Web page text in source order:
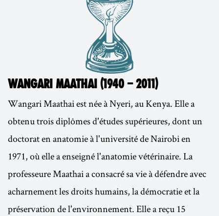
WANGARI MAATHAI (1940 – 2011)
Wangari Maathai est née à Nyeri, au Kenya. Elle a
obtenu trois diplômes d'études supérieures, dont un
doctorat en anatomie à l'université de Nairobi en
1971, où elle a enseigné l'anatomie vétérinaire. La
professeure Maathai a consacré sa vie à défendre avec
acharnement les droits humains, la démocratie et la
préservation de l'environnement. Elle a reçu 15